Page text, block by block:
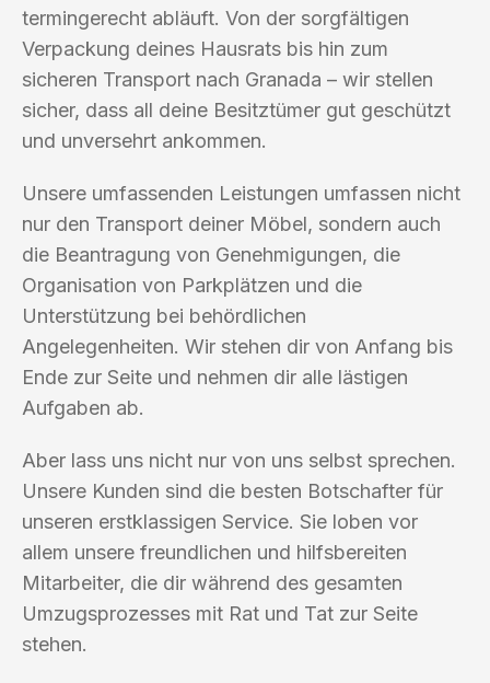
termingerecht abläuft. Von der sorgfältigen
Verpackung deines Hausrats bis hin zum
sicheren Transport nach Granada – wir stellen
sicher, dass all deine Besitztümer gut geschützt
und unversehrt ankommen.
Unsere umfassenden Leistungen umfassen nicht
nur den Transport deiner Möbel, sondern auch
die Beantragung von Genehmigungen, die
Organisation von Parkplätzen und die
Unterstützung bei behördlichen
Angelegenheiten. Wir stehen dir von Anfang bis
Ende zur Seite und nehmen dir alle lästigen
Aufgaben ab.
Aber lass uns nicht nur von uns selbst sprechen.
Unsere Kunden sind die besten Botschafter für
unseren erstklassigen Service. Sie loben vor
allem unsere freundlichen und hilfsbereiten
Mitarbeiter, die dir während des gesamten
Umzugsprozesses mit Rat und Tat zur Seite
stehen.